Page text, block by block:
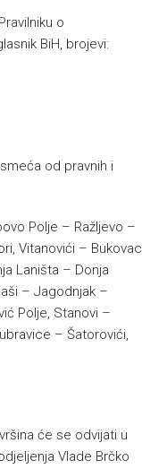
o
BiH, brojevi:
od pravnih i
Polje – Ražljevo –
Vitanovići – Bukovac
Laništa – Donja
– Jagodnjak –
Polje, Stanovi –
– Šatorovići,
će se odvijati u
Vlade Brčko